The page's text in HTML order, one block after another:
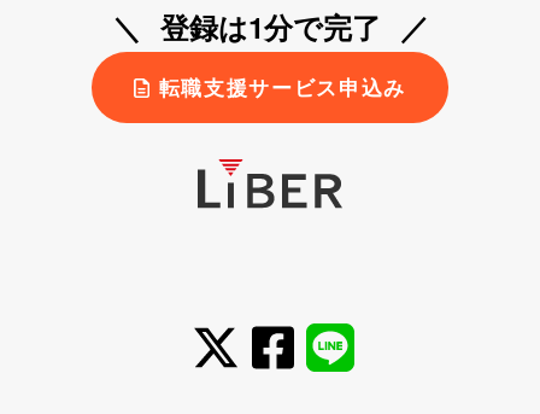
登録は1分で完了
転職支援サービス申込み